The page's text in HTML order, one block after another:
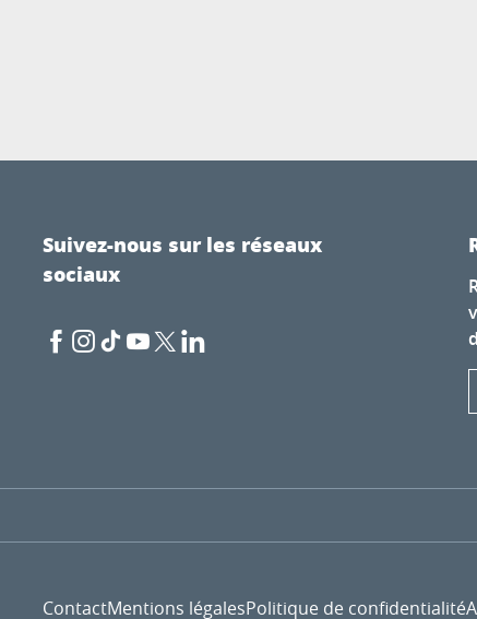
Suivez-nous sur les réseaux
sociaux
ContactMentions légalesPolitique de confidentialité